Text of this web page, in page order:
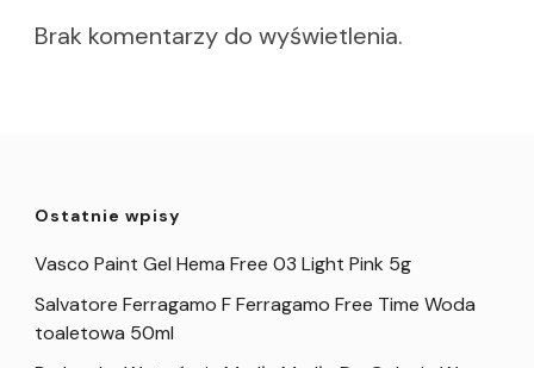
Brak komentarzy do wyświetlenia.
Ostatnie wpisy
Vasco Paint Gel Hema Free 03 Light Pink 5g
Salvatore Ferragamo F Ferragamo Free Time Woda
toaletowa 50ml